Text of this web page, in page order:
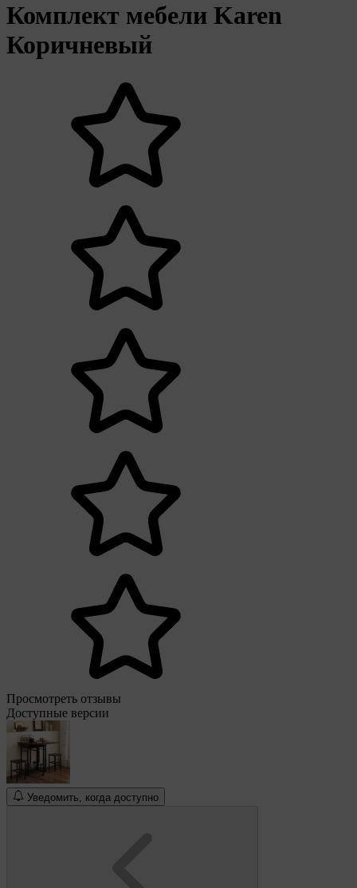
Комплект мебели Karen
Коричневый
Просмотреть отзывы
Доступные версии
Уведомить, когда доступно